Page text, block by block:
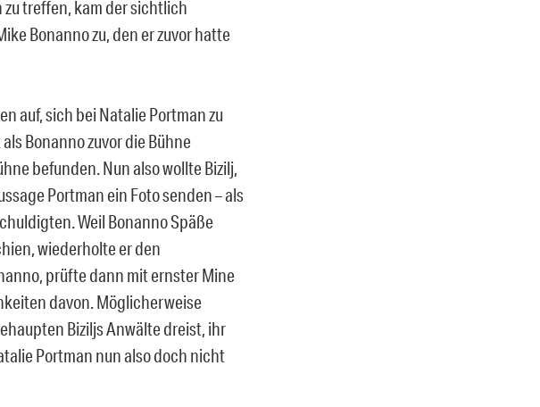
treffen, kam der sichtlich
Bonanno zu, den er zuvor hatte
auf, sich bei Natalie Portman zu
Bonanno zuvor die Bühne
befunden. Nun also wollte Bizilj,
Portman ein Foto senden – als
Weil Bonanno Späße
wiederholte er den
prüfte dann mit ernster Mine
davon. Möglicherweise
Biziljs Anwälte dreist, ihr
Portman nun also doch nicht